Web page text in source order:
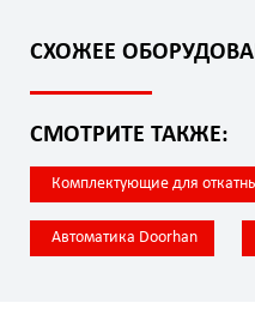
СХОЖЕЕ
СМОТРИТЕ ТАКЖЕ:
Комплектующие для
Автоматика Doorhan